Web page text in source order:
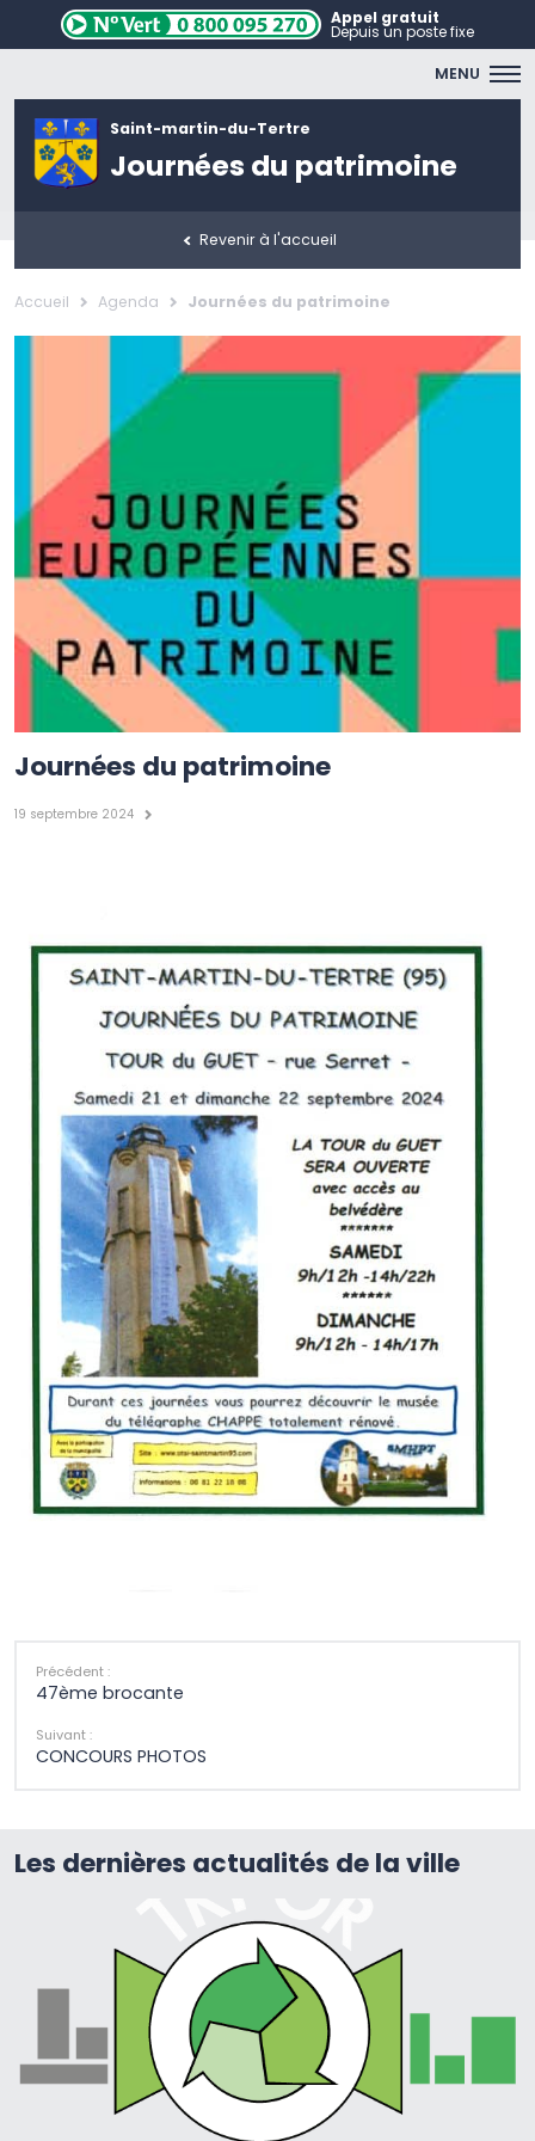
Appel gratuit
Depuis un poste fixe
MENU
Saint-martin-du-Tertre
Journées du patrimoine
Revenir à l'accueil
Accueil Agenda Journées du patrimoine
Journées du patrimoine
19 septembre 2024
Précédent :
47ème brocante
Suivant :
CONCOURS PHOTOS
Les dernières actualités de la ville